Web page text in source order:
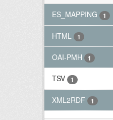
ES_MAPPING
1
HTML 1
OAI-PMH 1
TSV 1
XML2RDF 1